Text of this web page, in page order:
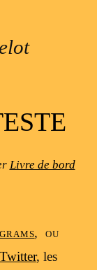
Livre de bord
, ou
Twitter, les